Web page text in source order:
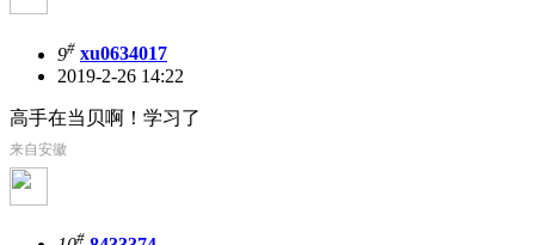
9# xu0634017
2019-2-26 14:22
高手在当贝啊！学习了
来自安徽
#